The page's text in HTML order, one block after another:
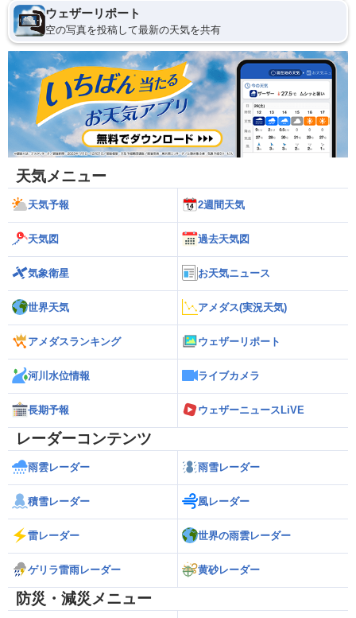
ウェザーリポート
空の写真を投稿して最新の天気を共有
天気メニュー
天気予報 2週間天気
天気図 過去天気図
気象衛星 お天気ニュース
世界天気 アメダス(実況天気)
アメダスランキング ウェザーリポート
河川水位情報 ライブカメラ
長期予報 ウェザーニュースLiVE
レーダーコンテンツ
雨雲レーダー 雨雪レーダー
積雪レーダー 風レーダー
雷レーダー 世界の雨雲レーダー
ゲリラ雷雨レーダー 黄砂レーダー
防災・減災メニュー